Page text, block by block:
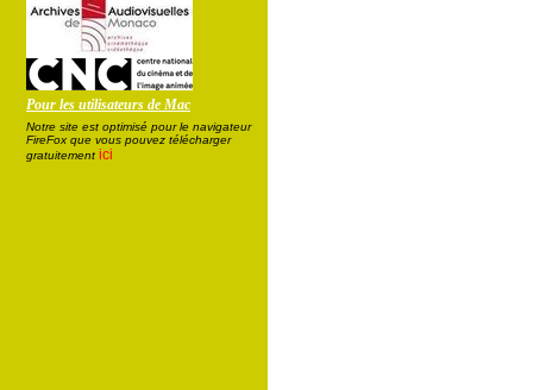
Pour les utilisateurs de Mac
Notre site est optimisé pour le navigateur
FireFox que vous pouvez télécharger
gratuitement ici